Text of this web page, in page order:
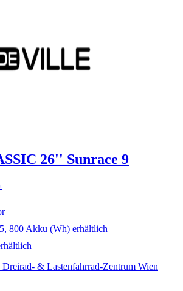
26'' Sunrace 9
800 Akku (Wh) erhältlich
& Lastenfahrrad-Zentrum Wien